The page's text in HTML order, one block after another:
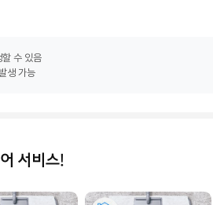
수 있음
생 가능
서비스!